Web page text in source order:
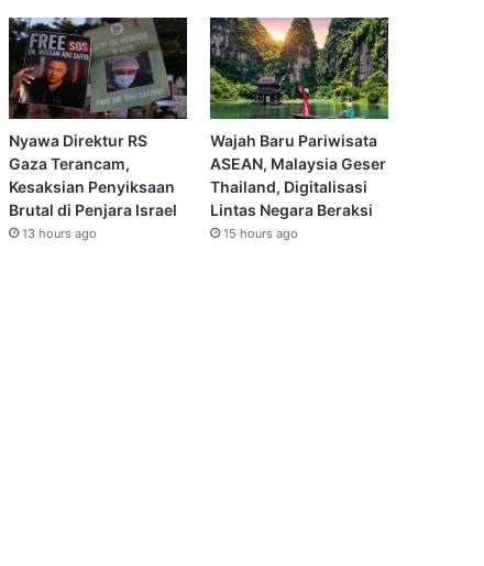
Nyawa Direktur RS
Gaza Terancam,
Kesaksian Penyiksaan
Brutal di Penjara Israel
13 hours ago
Wajah Baru Pariwisata
ASEAN, Malaysia Geser
Thailand, Digitalisasi
Lintas Negara Beraksi
15 hours ago